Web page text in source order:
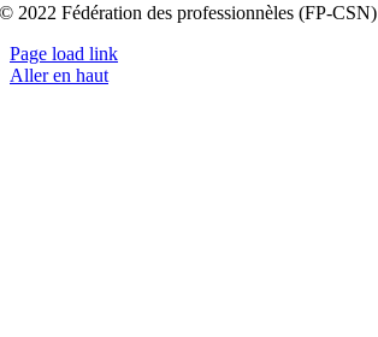
© 2022 Fédération des professionnèles (FP-CSN)
Page load link
Aller en haut